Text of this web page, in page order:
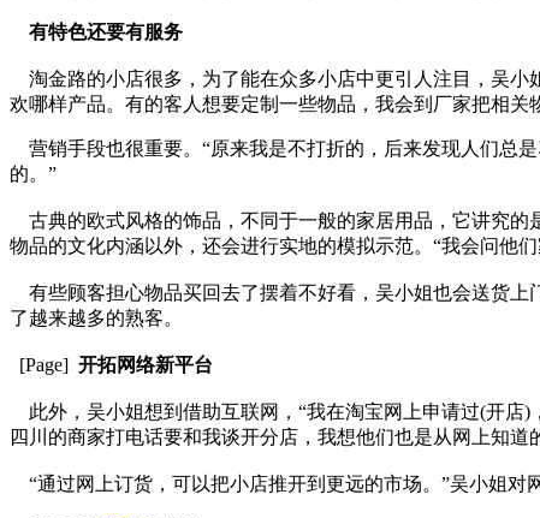
有特色还要有服务
淘金路的小店很多，为了能在众多小店中更引人注目，吴小
欢哪样产品。有的客人想要定制一些物品，我会到厂家把相关
营销手段也很重要。“原来我是不打折的，后来发现人们总
的。”
古典的欧式风格的饰品，不同于一般的家居用品，它讲究的
物品的文化内涵以外，还会进行实地的模拟示范。“我会问他
有些顾客担心物品买回去了摆着不好看，吴小姐也会送货上
了越来越多的熟客。
[Page] 开拓网络新平台
此外，吴小姐想到借助互联网，“我在淘宝网上申请过(开店
四川的商家打电话要和我谈开分店，我想他们也是从网上知道
“通过网上订货，可以把小店推开到更远的市场。”吴小姐对